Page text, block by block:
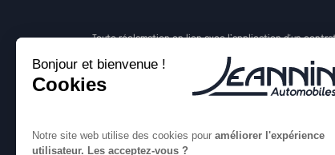
Toute réclamation en lien avec l’application d'un
et que vous n’avez pas obtenu de réponse
courrier à l’adresse suivante : 43 bis rue de
également la possibilité, notamment et
entreprises de l’Union Européenne (la «